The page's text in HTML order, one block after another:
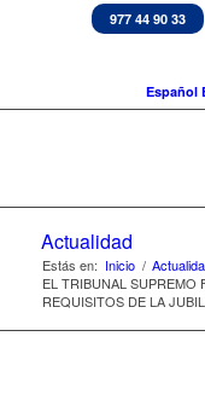
977 44 90 33
Español
Actualidad
Estás en: Inicio /
EL TRIBUNAL SUPREMO
REQUISITOS DE LA